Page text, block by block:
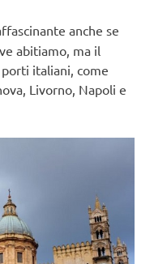
anche se
abitiamo, ma il
italiani, come
Livorno, Napoli e